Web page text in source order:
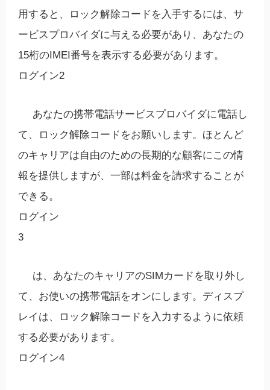
用すると、ロック解除コードを入手するには、サ
ービスプロバイダに与える必要があり、あなたの
15桁のIMEI番号を表示する必要があります。
ログイン2
あなたの携帯電話サービスプロバイダに電話し
て、ロック解除コードをお願いします。ほとんど
のキャリアは自由のための長期的な顧客にこの情
報を提供しますが、一部は料金を請求することが
できる。
ログイン
3
は、あなたのキャリアのSIMカードを取り外し
て、お使いの携帯電話をオンにします。ディスプ
レイは、ロック解除コードを入力するように依頼
する必要があります。
ログイン4